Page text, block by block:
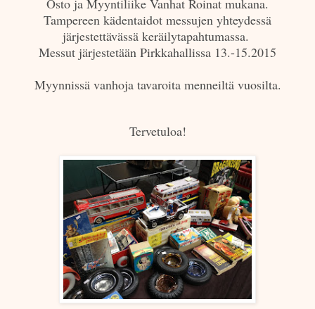
Tampereen kädentaidot messujen yhteydessä
järjestettävässä keräilytapahtumassa.
Messut järjestetään Pirkkahallissa 13.-15.2015
Myynnissä vanhoja tavaroita menneiltä vuosilta.
Tervetuloa!